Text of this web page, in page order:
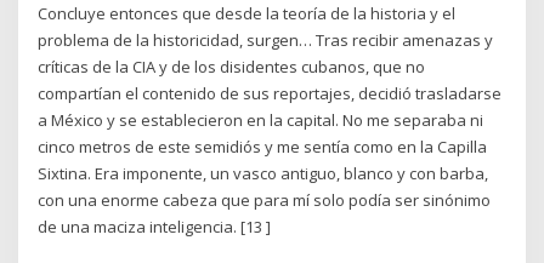
Concluye entonces que desde la teoría de la historia y el
problema de la historicidad, surgen… Tras recibir amenazas y
críticas de la CIA y de los disidentes cubanos, que no
compartían el contenido de sus reportajes, decidió trasladarse
a México y se establecieron en la capital. No me separaba ni
cinco metros de este semidiós y me sentía como en la Capilla
Sixtina. Era imponente, un vasco antiguo, blanco y con barba,
con una enorme cabeza que para mí solo podía ser sinónimo
de una maciza inteligencia. [13 ]